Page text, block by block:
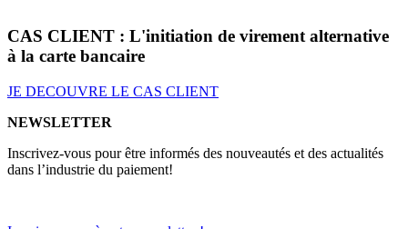
CAS CLIENT : L'initiation de virement alternative
à la carte bancaire
JE DECOUVRE LE CAS CLIENT
NEWSLETTER
Inscrivez-vous pour être informés des nouveautés et des actualités
dans l’industrie du paiement!